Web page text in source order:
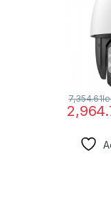
7,354.61